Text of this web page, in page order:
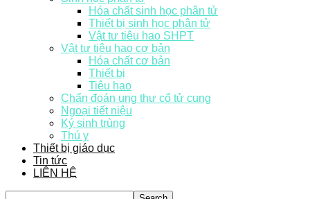
Hóa chất sinh học phân tử
Thiết bị sinh học phân tử
Vật tư tiêu hao SHPT
Vật tư tiêu hao cơ bản
Hóa chất cơ bản
Thiết bị
Tiêu hao
Chẩn đoán ung thư cổ tử cung
Ngoại tiết niệu
Ký sinh trùng
Thú y
Thiết bị giáo dục
Tin tức
LIÊN HỆ